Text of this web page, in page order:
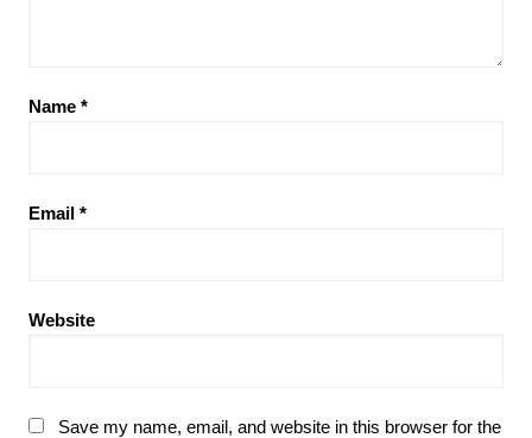
Name *
Email *
Website
Save my name, email, and website in this browser for the